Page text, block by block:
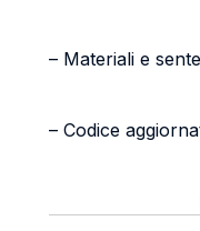
– Materiali e
– Codice